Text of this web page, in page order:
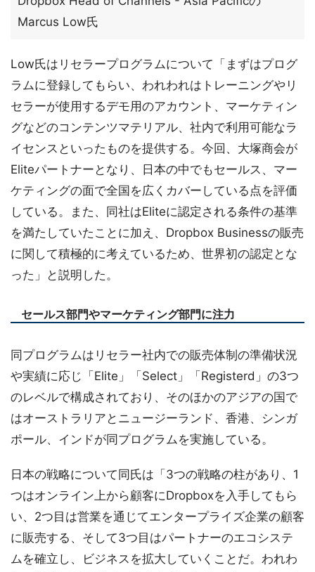
Marcus Low氏
Low氏はリセラープログラムについて「まずはプログ
ラムに登録してもらい、われわれはトレーニングやリ
セラーが使用するデモ用のアカウント、マーケティン
グなどのコンテンツマテリアル、社内で利用可能なラ
イセンスといったものを提供する。今回、大塚商会が
Eliteパートナーとなり、日本の中でもセールス、マー
ケティングの面で全国を広くカバーしている点を評価
している。また、同社はEliteに認定される条件の基準
を満たしていたことに加え、Dropbox Businessの販売
に関して積極的に考えているため、世界初の認定とな
った」と説明した。
セールス部門やマーケティング部門に注力
同プログラムはリセラー社内での販売体制の準備状況
や実績に応じ「Elite」「Select」「Registerd」の3つ
のレベルで構成されており、そのほかのアジアの国で
はオーストラリアとニュージーランド、香港、シンガ
ポール、インドが同プログラムを実施している。
日本の戦略について同氏は「3つの戦略の柱があり、1
つはオンライン上から顧客にDropboxを入手してもら
い、2つ目は営業を通じてエンタープライズ企業の顧客
に販売する、そして3つ目はパートナーのエコシステ
ムを確立し、ビジネスを拡大していくことだ。われわ